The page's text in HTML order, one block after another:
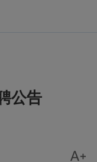
公告
